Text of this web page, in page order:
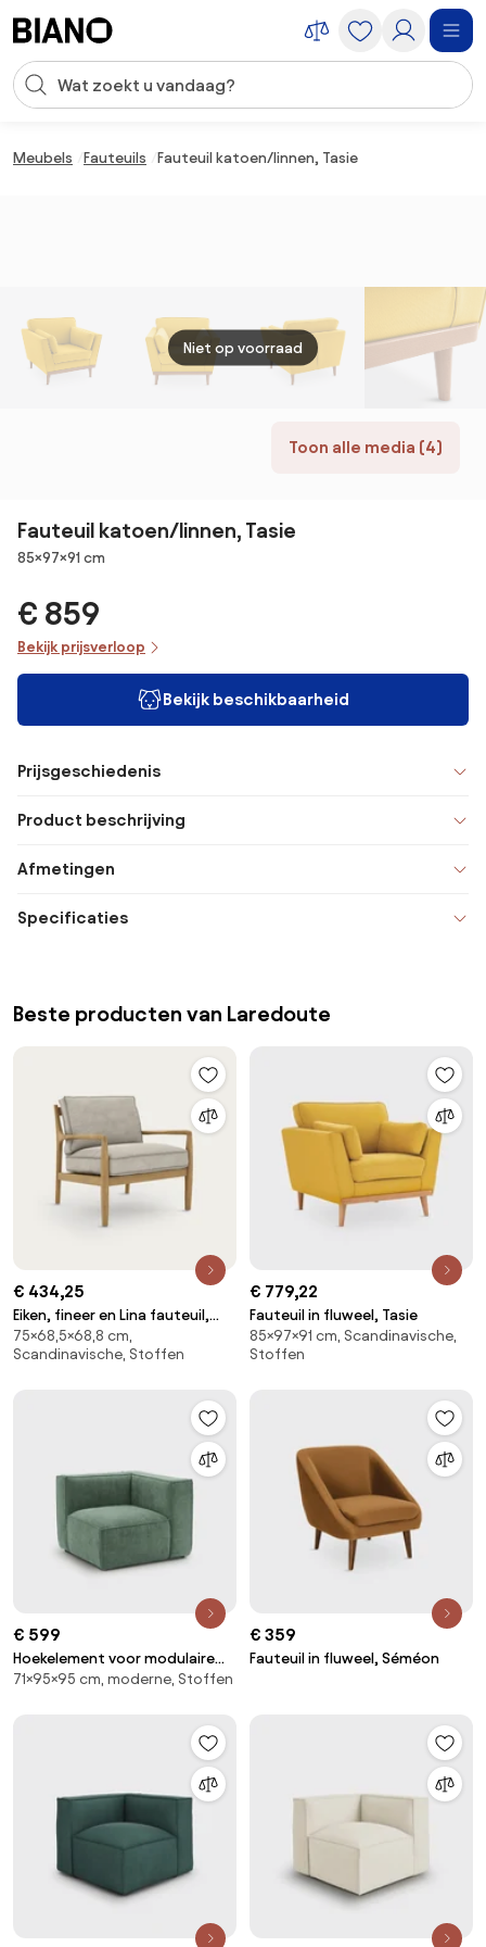
Zoekopdracht invoeren
Meubels Fauteuils Fauteuil katoen/linnen, Tasie
Toon alle media (4)
Niet op voorraad
Fauteuil katoen/linnen, Tasie
Afmetingen
85×97×91 cm
€ 859
Bekijk prijsverloop
Bekijk beschikbaarheid
Prijsgeschiedenis
Product beschrijving
Afmetingen
Specificaties
Beste producten van Laredoute
€ 434,25
Eiken, fineer en Lina fauteuil,
DILMA
75×68,5×68,8 cm,
Scandinavische, Stoffen
€ 779,22
Fauteuil in fluweel, Tasie
85×97×91 cm, Scandinavische,
Stoffen
€ 599
Hoekelement voor modulaire
bank, in fluweel met structuur,
71×95×95 cm, moderne, Stoffen
€ 359
Fauteuil in fluweel, Séméon